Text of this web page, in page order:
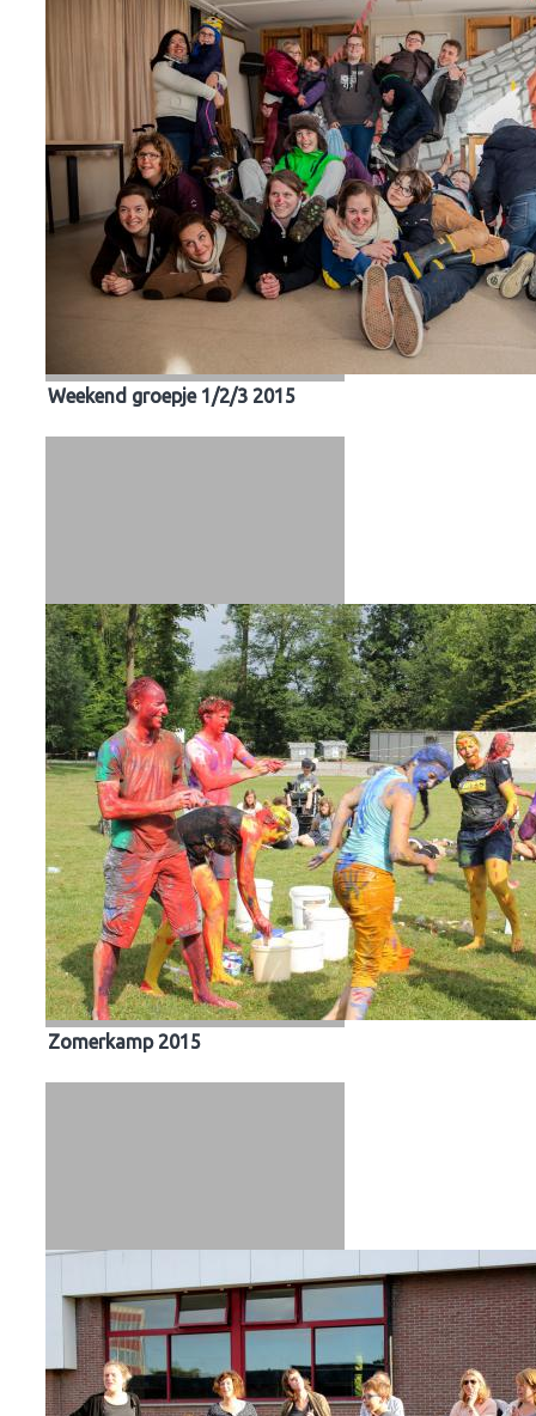
Weekend groepje 1/2/3 2015
Zomerkamp 2015